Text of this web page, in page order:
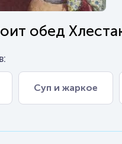
обед
Суп и жаркое